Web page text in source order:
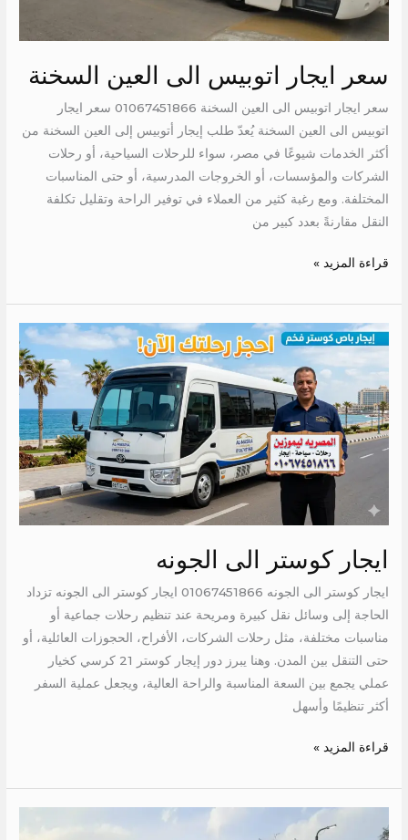
سعر ايجار اتوبيس الى العين السخنة
سعر ايجار اتوبيس الى العين السخنة 01067451866 سعر ايجار
اتوبيس الى العين السخنة يُعدّ طلب إيجار أتوبيس إلى العين السخنة من
أكثر الخدمات شيوعًا في مصر، سواء للرحلات السياحية، أو رحلات
الشركات والمؤسسات، أو الخروجات المدرسية، أو حتى المناسبات
المختلفة. ومع رغبة كثير من العملاء في توفير الراحة وتقليل تكلفة
النقل مقارنةً بعدد كبير من
قراءة المزيد »
ايجار كوستر الى الجونه
ايجار كوستر الى الجونه 01067451866 ايجار كوستر الى الجونه تزداد
الحاجة إلى وسائل نقل كبيرة ومريحة عند تنظيم رحلات جماعية أو
مناسبات مختلفة، مثل رحلات الشركات، الأفراح، الحجوزات العائلية، أو
حتى التنقل بين المدن. وهنا يبرز دور إيجار كوستر 21 كرسي كخيار
عملي يجمع بين السعة المناسبة والراحة العالية، ويجعل عملية السفر
أكثر تنظيمًا وأسهل
ايجار
كوستر
الى
الجونه
قراءة المزيد »